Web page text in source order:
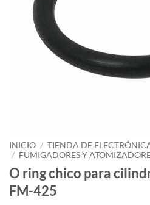
INICIO / TIENDA DE
/ FUMIGADORES Y
O ring chico para
FM-425